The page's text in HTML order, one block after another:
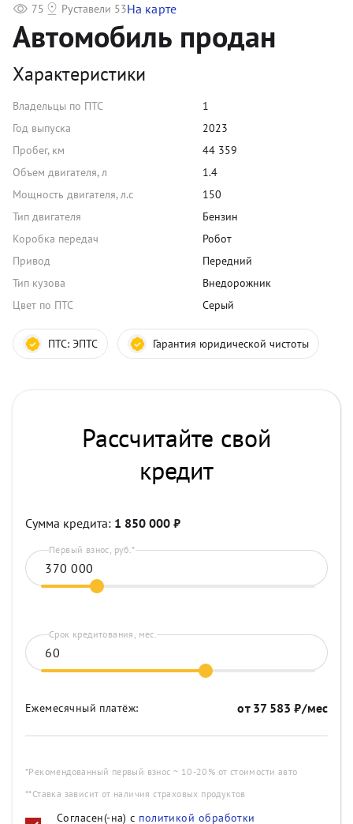
Автомобиль продан
Характеристики
Владельцы по ПТС
1
Год выпуска
2023
Пробег, км
44 359
Объем двигателя, л
1.4
Мощность двигателя, л.с
150
Тип двигателя
Бензин
Коробка передач
Робот
Привод
Передний
Тип кузова
Внедорожник
Цвет по ПТС
Серый
ПТС: ЭПТС Гарантия юридической чистоты
75 Руставели 53На карте
Рассчитайте свой
кредит
Сумма кредита: 1 850 000 ₽
Первый взнос, руб.*
Срок кредитования, мес.
Ежемесячный платёж: от 37 583 ₽/мес
*Рекомендованный первый взнос ~ 10-20% от стоимости авто
**Ставка зависит от наличия страховых продуктов
Согласен(-на) с политикой обработки